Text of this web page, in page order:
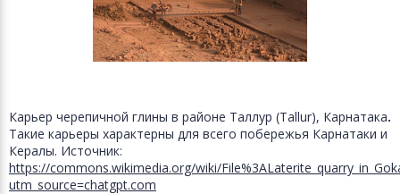
Карьер черепичной глины в районе Таллур (Tallur), Карнатака.
Такие карьеры характерны для всего побережья Карнатаки и
Кералы. Источник:
https://commons.wikimedia.org/wiki/
utm_source=chatgpt.com